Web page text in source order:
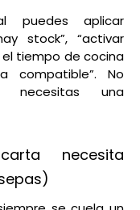
puedes aplicar
stock”, “activar
el tiempo de cocina
compatible”. No
necesitas una
necesita